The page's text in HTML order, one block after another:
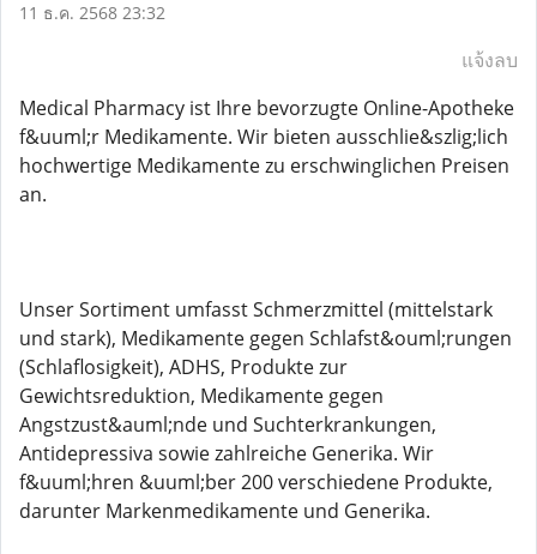
11 ธ.ค. 2568 23:32
แจ้งลบ
Medical Pharmacy ist Ihre bevorzugte Online-Apotheke
f&uuml;r Medikamente. Wir bieten ausschlie&szlig;lich
hochwertige Medikamente zu erschwinglichen Preisen
an.
Unser Sortiment umfasst Schmerzmittel (mittelstark
und stark), Medikamente gegen Schlafst&ouml;rungen
(Schlaflosigkeit), ADHS, Produkte zur
Gewichtsreduktion, Medikamente gegen
Angstzust&auml;nde und Suchterkrankungen,
Antidepressiva sowie zahlreiche Generika. Wir
f&uuml;hren &uuml;ber 200 verschiedene Produkte,
darunter Markenmedikamente und Generika.